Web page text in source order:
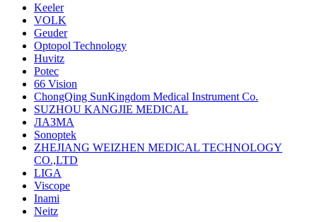
Keeler
VOLK
Geuder
Optopol Technology
Huvitz
Potec
66 Vision
ChongQing SunKingdom Medical Instrument Co.
SUZHOU KANGJIE MEDICAL
ЛАЗМА
Sonoptek
ZHEJIANG WEIZHEN MEDICAL TECHNOLOGY
CO.,LTD
LIGA
Viscope
Inami
Neitz